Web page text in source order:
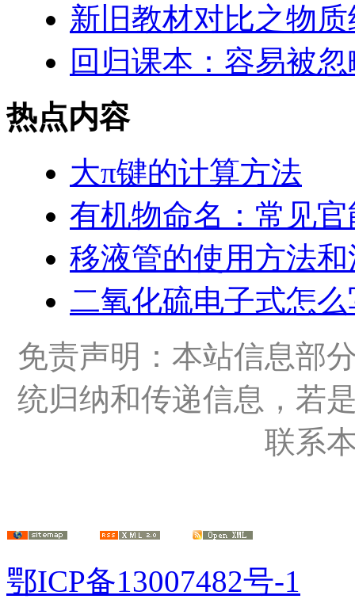
新旧教材对比之物
回归课本：容易被
热点内容
大π键的计算方法
有机物命名：常见
移液管的使用方法
二氧化硫电子式怎
免责声明：本站信息部
统归纳和传递信息，若
联系
鄂ICP备13007482号-1